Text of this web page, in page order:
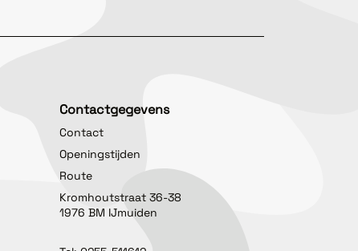
Contactgegevens
Contact
Openingstijden
Route
Kromhoutstraat 36-38
1976 BM IJmuiden